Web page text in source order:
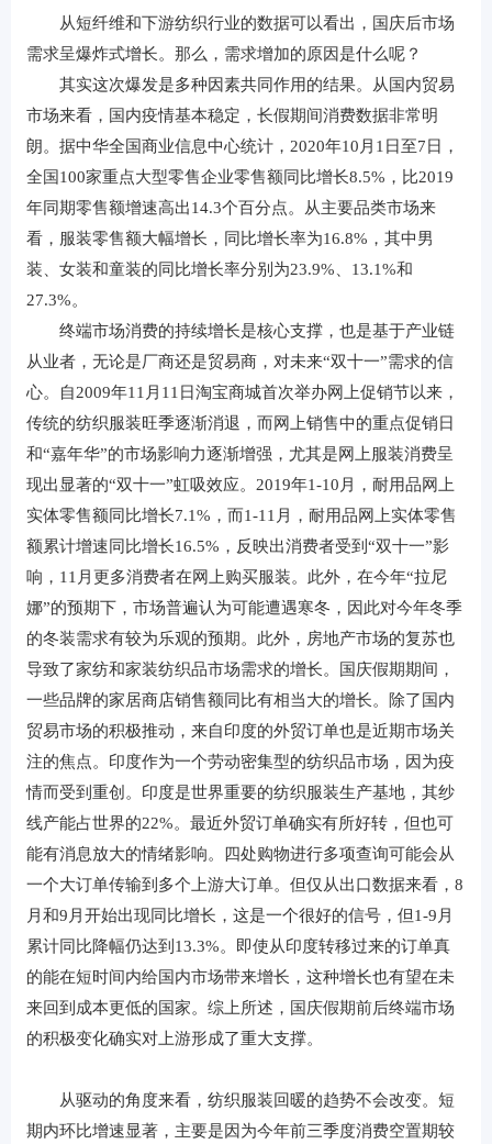
从短纤维和下游纺织行业的数据可以看出，国庆后市场
需求呈爆炸式增长。那么，需求增加的原因是什么呢？
其实这次爆发是多种因素共同作用的结果。从国内贸易
市场来看，国内疫情基本稳定，长假期间消费数据非常明
朗。据中华全国商业信息中心统计，2020年10月1日至7日，
全国100家重点大型零售企业零售额同比增长8.5%，比2019
年同期零售额增速高出14.3个百分点。从主要品类市场来
看，服装零售额大幅增长，同比增长率为16.8%，其中男
装、女装和童装的同比增长率分别为23.9%、13.1%和
27.3%。
终端市场消费的持续增长是核心支撑，也是基于产业链
从业者，无论是厂商还是贸易商，对未来“双十一”需求的信
心。自2009年11月11日淘宝商城首次举办网上促销节以来，
传统的纺织服装旺季逐渐消退，而网上销售中的重点促销日
和“嘉年华”的市场影响力逐渐增强，尤其是网上服装消费呈
现出显著的“双十一”虹吸效应。2019年1-10月，耐用品网上
实体零售额同比增长7.1%，而1-11月，耐用品网上实体零售
额累计增速同比增长16.5%，反映出消费者受到“双十一”影
响，11月更多消费者在网上购买服装。此外，在今年“拉尼
娜”的预期下，市场普遍认为可能遭遇寒冬，因此对今年冬季
的冬装需求有较为乐观的预期。此外，房地产市场的复苏也
导致了家纺和家装纺织品市场需求的增长。国庆假期期间，
一些品牌的家居商店销售额同比有相当大的增长。除了国内
贸易市场的积极推动，来自印度的外贸订单也是近期市场关
注的焦点。印度作为一个劳动密集型的纺织品市场，因为疫
情而受到重创。印度是世界重要的纺织服装生产基地，其纱
线产能占世界的22%。最近外贸订单确实有所好转，但也可
能有消息放大的情绪影响。四处购物进行多项查询可能会从
一个大订单传输到多个上游大订单。但仅从出口数据来看，8
月和9月开始出现同比增长，这是一个很好的信号，但1-9月
累计同比降幅仍达到13.3%。即使从印度转移过来的订单真
的能在短时间内给国内市场带来增长，这种增长也有望在未
来回到成本更低的国家。综上所述，国庆假期前后终端市场
的积极变化确实对上游形成了重大支撑。
从驱动的角度来看，纺织服装回暖的趋势不会改变。短
期内环比增速显著，主要是因为今年前三季度消费空置期较